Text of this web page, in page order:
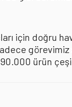
için doğru
görevimiz
ürün